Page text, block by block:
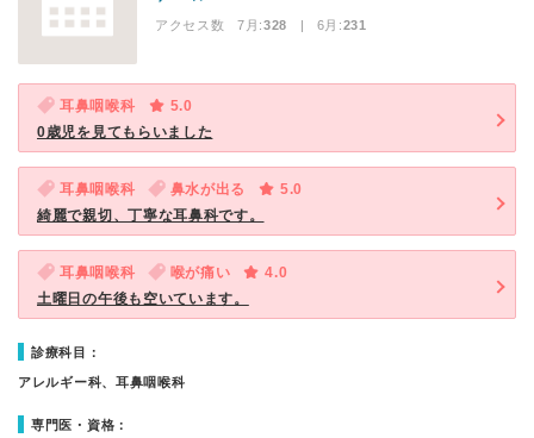
アクセス数 7月:328 | 6月:231
耳鼻咽喉科
5.0
0歳児を見てもらいました
耳鼻咽喉科 鼻水が出る
5.0
綺麗で親切、丁寧な耳鼻科です。
耳鼻咽喉科 喉が痛い
4.0
土曜日の午後も空いています。
診療科目：
アレルギー科、耳鼻咽喉科
専門医・資格：